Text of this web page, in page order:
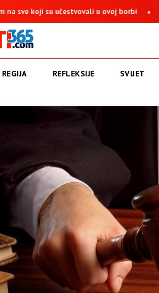
su učestvovali u ovoj borbi Nešić u
REGIJA REFLEKSIJE SVIJET